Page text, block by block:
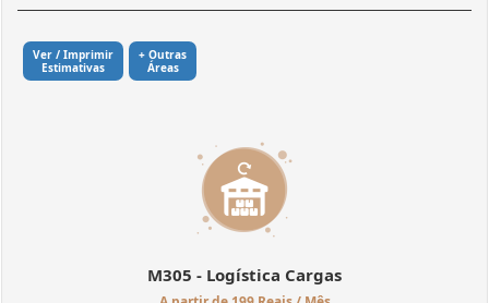
Ver / Imprimir
Estimativas
+ Outras
Áreas
M305 - Logística Cargas